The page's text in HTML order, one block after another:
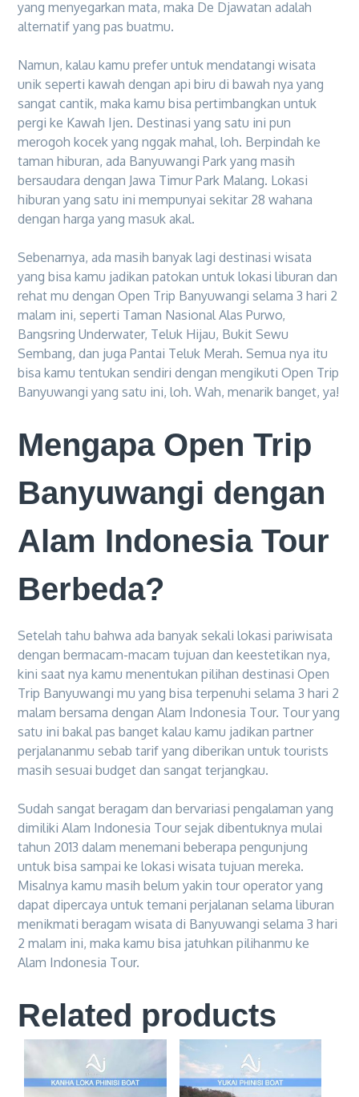
yang menyegarkan mata, maka De Djawatan adalah
alternatif yang pas buatmu.
Namun, kalau kamu prefer untuk mendatangi wisata
unik seperti kawah dengan api biru di bawah nya yang
sangat cantik, maka kamu bisa pertimbangkan untuk
pergi ke Kawah Ijen. Destinasi yang satu ini pun
merogoh kocek yang nggak mahal, loh. Berpindah ke
taman hiburan, ada Banyuwangi Park yang masih
bersaudara dengan Jawa Timur Park Malang. Lokasi
hiburan yang satu ini mempunyai sekitar 28 wahana
dengan harga yang masuk akal.
Sebenarnya, ada masih banyak lagi destinasi wisata
yang bisa kamu jadikan patokan untuk lokasi liburan dan
rehat mu dengan Open Trip Banyuwangi selama 3 hari 2
malam ini, seperti Taman Nasional Alas Purwo,
Bangsring Underwater, Teluk Hijau, Bukit Sewu
Sembang, dan juga Pantai Teluk Merah. Semua nya itu
bisa kamu tentukan sendiri dengan mengikuti Open Trip
Banyuwangi yang satu ini, loh. Wah, menarik banget, ya!
Mengapa Open Trip
Banyuwangi dengan
Alam Indonesia Tour
Berbeda?
Setelah tahu bahwa ada banyak sekali lokasi pariwisata
dengan bermacam-macam tujuan dan keestetikan nya,
kini saat nya kamu menentukan pilihan destinasi Open
Trip Banyuwangi mu yang bisa terpenuhi selama 3 hari 2
malam bersama dengan Alam Indonesia Tour. Tour yang
satu ini bakal pas banget kalau kamu jadikan partner
perjalananmu sebab tarif yang diberikan untuk tourists
masih sesuai budget dan sangat terjangkau.
Sudah sangat beragam dan bervariasi pengalaman yang
dimiliki Alam Indonesia Tour sejak dibentuknya mulai
tahun 2013 dalam menemani beberapa pengunjung
untuk bisa sampai ke lokasi wisata tujuan mereka.
Misalnya kamu masih belum yakin tour operator yang
dapat dipercaya untuk temani perjalanan selama liburan
menikmati beragam wisata di Banyuwangi selama 3 hari
2 malam ini, maka kamu bisa jatuhkan pilihanmu ke
Alam Indonesia Tour.
Related products